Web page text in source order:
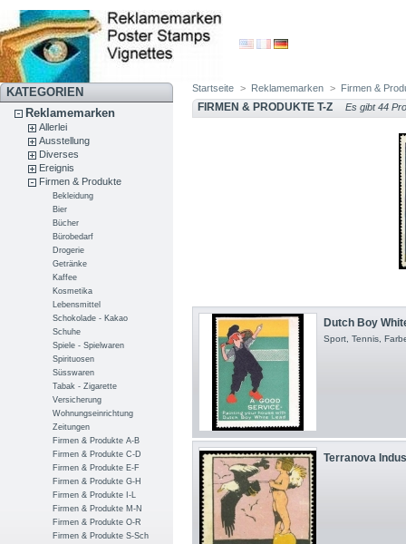
KATEGORIEN
Reklamemarken
Allerlei
Ausstellung
Diverses
Ereignis
Firmen & Produkte
Bekleidung
Bier
Bücher
Bürobedarf
Drogerie
Getränke
Kaffee
Kosmetika
Lebensmittel
Schokolade - Kakao
Schuhe
Spiele - Spielwaren
Spirituosen
Süsswaren
Tabak - Zigarette
Versicherung
Wohnungseinrichtung
Zeitungen
Firmen & Produkte A-B
Firmen & Produkte C-D
Firmen & Produkte E-F
Firmen & Produkte G-H
Firmen & Produkte I-L
Firmen & Produkte M-N
Firmen & Produkte O-R
Firmen & Produkte S-Sch
Startseite > Reklamemarken > Firmen &
FIRMEN & PRODUKTE T-Z Es gibt 44
Dutch Boy
Sport, Tennis,
Terranova